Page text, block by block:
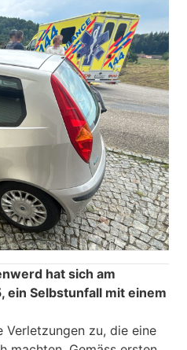
hat sich am
ein Selbstunfall mit einem
zu, die eine